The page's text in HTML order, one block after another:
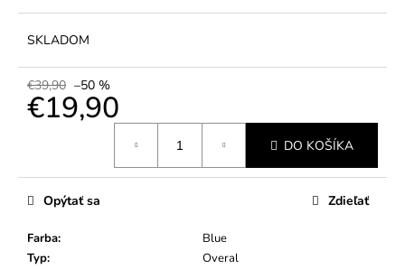
SKLADOM
€39,90 –50 %
€19,90
DO KOŠÍKA
Farba:
Blue
Typ:
Overal
Opýtať sa Zdieľať